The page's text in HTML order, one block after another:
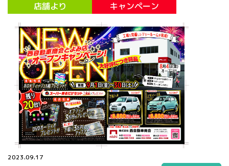
店舗より キャンペーン
2023.09.17